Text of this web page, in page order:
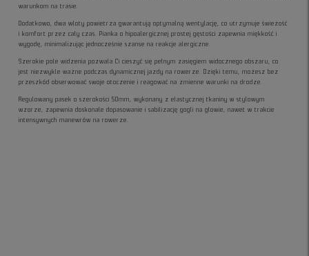
warunkom na trasie.
Dodatkowo, dwa wloty powietrza gwarantują optymalną wentylację, co utrzymuje świeżość
i komfort przez cały czas. Pianka o hipoalergicznej prostej gęstości zapewnia miękkość i
wygodę, minimalizując jednocześnie szanse na reakcje alergiczne.
Szerokie pole widzenia pozwala Ci cieszyć się pełnym zasięgiem widocznego obszaru, co
jest niezwykle ważne podczas dynamicznej jazdy na rowerze. Dzięki temu, możesz bez
przeszkód obserwować swoje otoczenie i reagować na zmienne warunki na drodze.
Regulowany pasek o szerokości 50mm, wykonany z elastycznej tkaniny w stylowym
wzorze, zapewnia doskonałe dopasowanie i sabilizację gogli na głowie, nawet w trakcie
intensywnych manewrów na rowerze.